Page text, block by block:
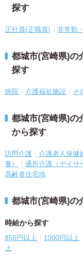
探す
正社員(正職員) 非常勤
都城市(宮崎県)の
探す
病院 介護福祉施設 そ
都城市(宮崎県)の
から探す
訪問介護 介護老人保健
養）
通所介護（デイサ
高齢者住宅地
都城市(宮崎県)の
時給から探す
850円以上 1000円以上
上